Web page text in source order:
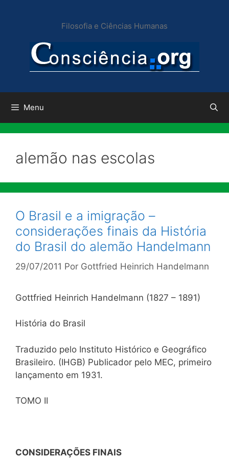
conteúdo
Filosofia e Ciências Humanas
Menu
alemão nas escolas
O Brasil e a imigração –
considerações finais da História
do Brasil do alemão Handelmann
29/07/2011 Por Gottfried Heinrich Handelmann
Gottfried Heinrich Handelmann (1827 – 1891)
História do Brasil
Traduzido pelo Instituto Histórico e Geográfico
Brasileiro. (IHGB) Publicador pelo MEC, primeiro
lançamento em 1931.
TOMO II
CONSIDERAÇÕES FINAIS